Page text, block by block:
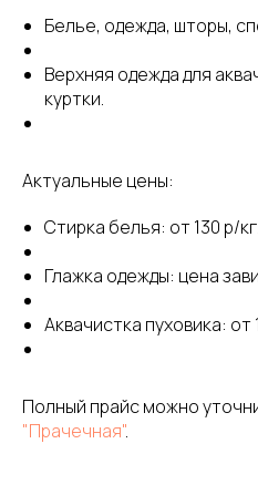
Белье, одежда, шторы,
Верхняя одежда для
куртки.
Актуальные цены:
Стирка белья: от 130 р/кг.
Глажка одежды: цена
Аквачистка пуховика: от
Полный прайс можно
"Прачечная".